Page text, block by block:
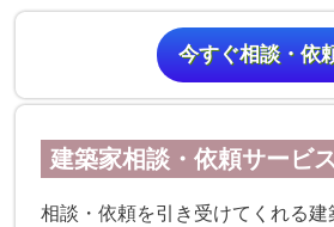
今すぐ相談・依
建築家相談・依頼サービ
相談・依頼を引き受けてくれる